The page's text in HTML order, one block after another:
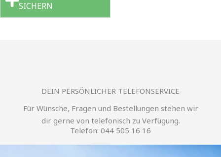
SICHERN
DEIN PERSÖNLICHER TELEFONSERVICE
Für Wünsche, Fragen und Bestellungen stehen wir
dir gerne von telefonisch zu Verfügung.
Telefon: 044 505 16 16